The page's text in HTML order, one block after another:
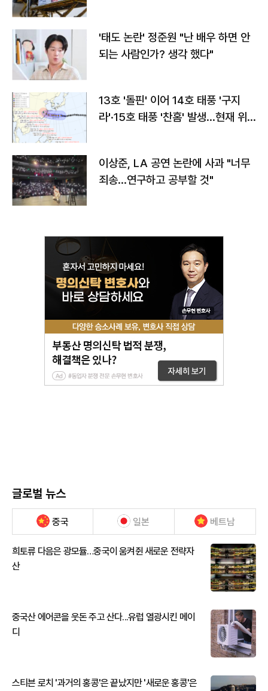
'태도 논란' 정준원 "난 배우 하면 안
되는 사람인가? 생각 했다"
13호 '돌핀' 이어 14호 태풍 '구지
라'·15호 태풍 '찬홈' 발생…현재 위
이상준, LA 공연 논란에 사과 "너무
죄송…연구하고 공부할 것"
글로벌 뉴스
중국 일본 베트남
희토류 다음은 광모듈…중국이 움켜쥔 새로운 전략자
산
중국산 에어콘을 웃돈 주고 산다...유럽 열광시킨 메이
디
스티븐 로치 '과거의 홍콩'은 끝났지만 '새로운 홍콩'은